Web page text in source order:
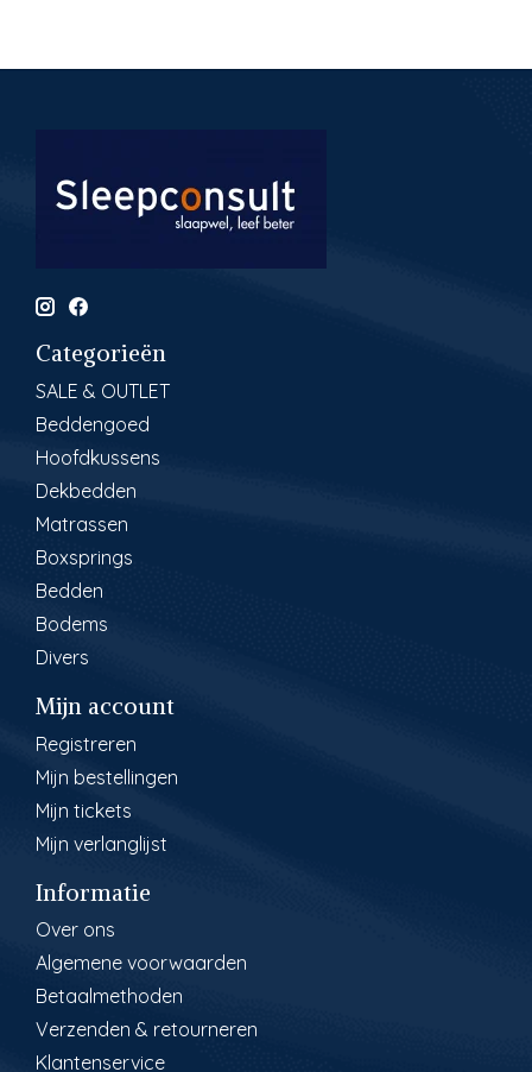
Categorieën
SALE & OUTLET
Beddengoed
Hoofdkussens
Dekbedden
Matrassen
Boxsprings
Bedden
Bodems
Divers
Mijn account
Registreren
Mijn bestellingen
Mijn tickets
Mijn verlanglijst
Informatie
Over ons
Algemene voorwaarden
Betaalmethoden
Verzenden & retourneren
Klantenservice